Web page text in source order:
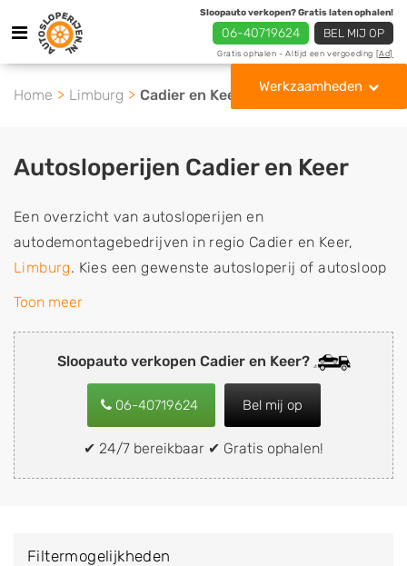
Sloopauto verkopen? Gratis laten ophalen!
06-40719624 BEL MIJ OP
Gratis ophalen - Altijd een vergoeding [Ad]
Werkzaamheden
Home Limburg Cadier en Keer
Sloopauto verkopen Cadier en Keer?
06-40719624 Bel mij op
✔ 24/7 bereikbaar ✔ Gratis ophalen!
Autosloperijen Cadier en Keer
Een overzicht van autosloperijen en
autodemontagebedrijven in regio Cadier en Keer,
Limburg. Kies een gewenste autosloperij of autosloop
uit de lijst die gespecialiseerd is in de verkoop van
de inkoop van sloopauto's, schadeauto's en
tweedehands auto's (ook zonder apk keuring). Wilt u
uw auto, camper, vrachtwagen, motor of brommobiel
snel en eenvoudig verkopen aan een
demontagebedrijf in de buurt, deze zelf wegbrengen
naar de sloop of deze liever laten ophalen op een
van Cadier en Keer en ontvang een vergoeding voor
Toon meer
Filtermogelijkheden